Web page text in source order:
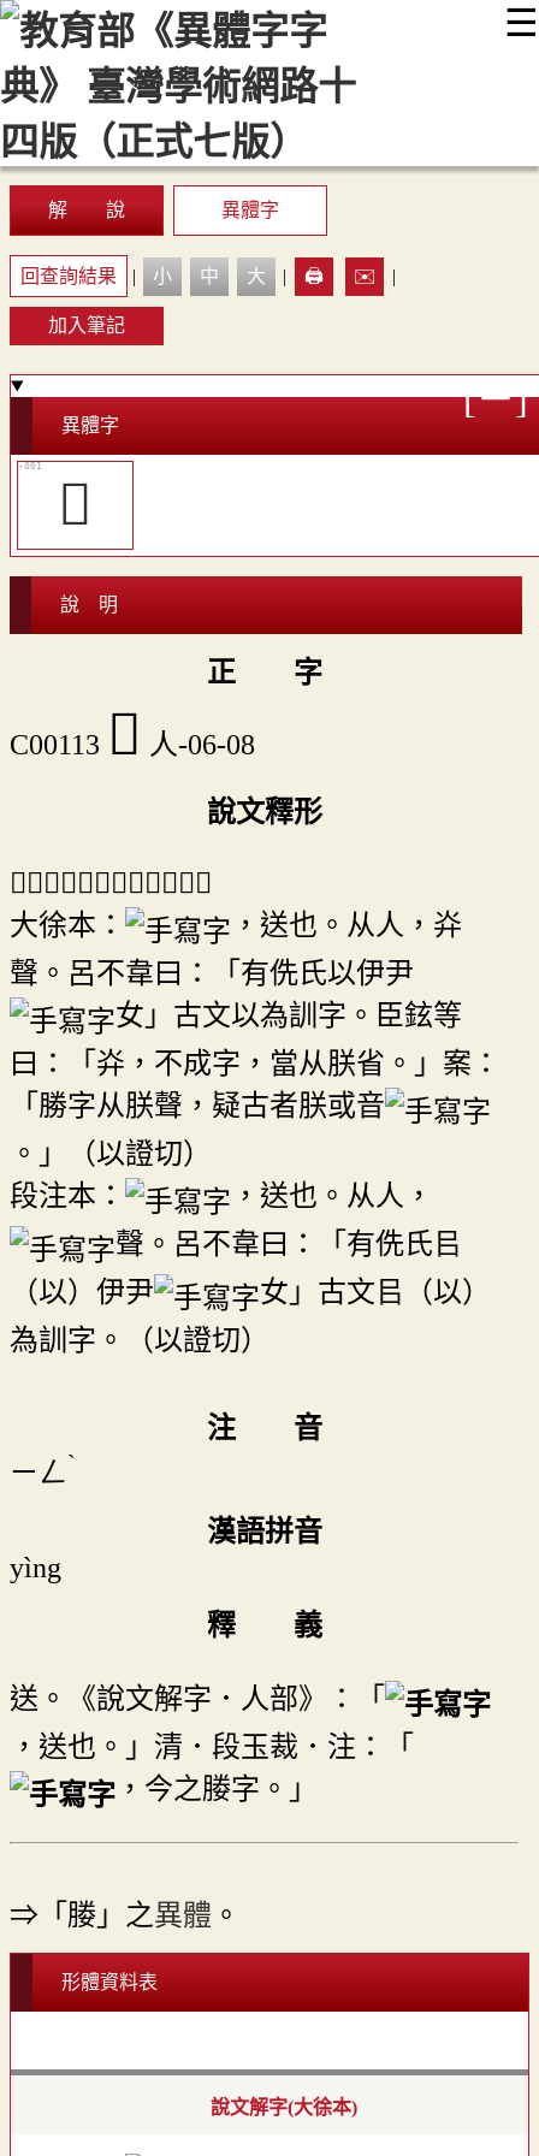
☰
::: 最新消息 常見問題 編輯說明
顯示模式
網站導覽
解 說 異體字
回查詢結果 | 小 中 大 | 🖨️ ✉️ |
加入筆記
異體字
𠈖
說 明
正 字
C00113 𠈪 人-06-08
說文釋形
「𠈪」《說文》作「㑞」。
大徐本：
，送也。从人，灷
聲。呂不韋曰：「有侁氏以伊尹
女」古文以為訓字。臣鉉等
曰：「灷，不成字，當从朕省。」案：
「勝字从朕聲，疑古者朕或音
。」（以證切）
段注本：
，送也。从人，
聲。呂不韋曰：「有侁氏㠯
（以）伊尹
女」古文㠯（以）
為訓字。（以證切）
注 音
ㄧㄥˋ
漢語拼音
yìng
釋 義
送。《說文解字．人部》：「
，送也。」清．段玉裁．注：「
，今之媵字。」
⇒「媵」之異體 。
形體資料表
說文解字(大徐本)